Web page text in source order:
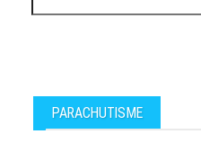
PARACHUTISME